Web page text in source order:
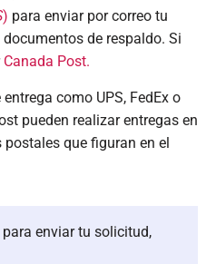
) para enviar por correo tu
de respaldo. Si
Canada Post.
como UPS, FedEx o
pueden realizar entregas en
que figuran en el
enviar tu solicitud,